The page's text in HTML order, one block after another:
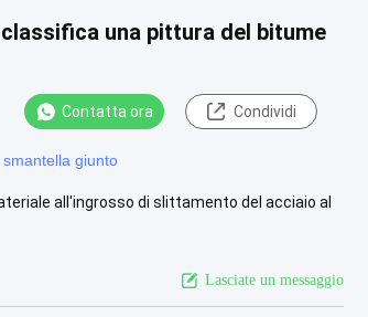
una pittura del bitume
Contatta ora Condividi
giunto
all'ingrosso di slittamento del acciaio al
Lasciate un messaggio